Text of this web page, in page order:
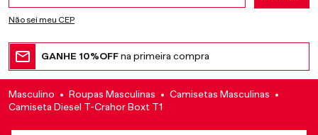
Não sei meu CEP
GANHE 10%OFFna primeira compra
Masculino Roupas Masculinas
Camisetas Masculinas
Camiseta Diesel T-Crahor Boxt T1